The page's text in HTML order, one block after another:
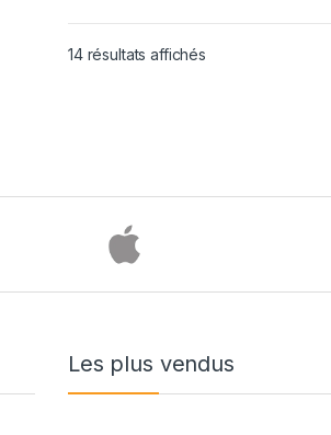
14 résultats affichés
Les plus vendus